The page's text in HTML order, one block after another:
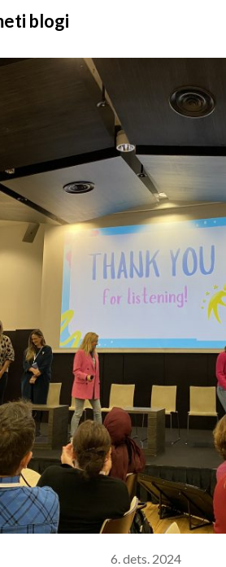
blogi
6. dets. 2024